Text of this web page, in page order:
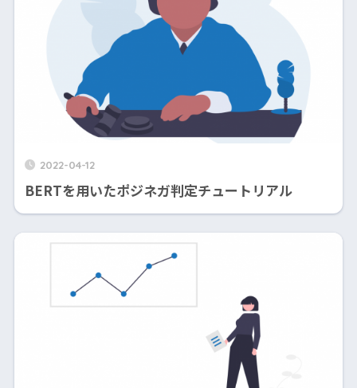
2022-04-12
BERTを用いたポジネガ判定チュートリアル